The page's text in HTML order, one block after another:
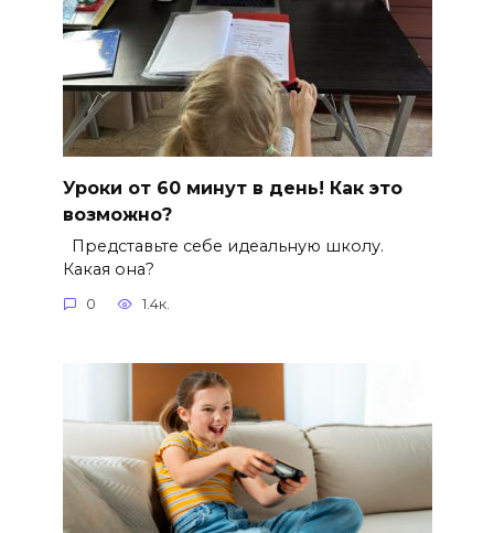
Уроки от 60 минут в день! Как это
возможно?
Представьте себе идеальную школу.
Какая она?
0 1.4к.